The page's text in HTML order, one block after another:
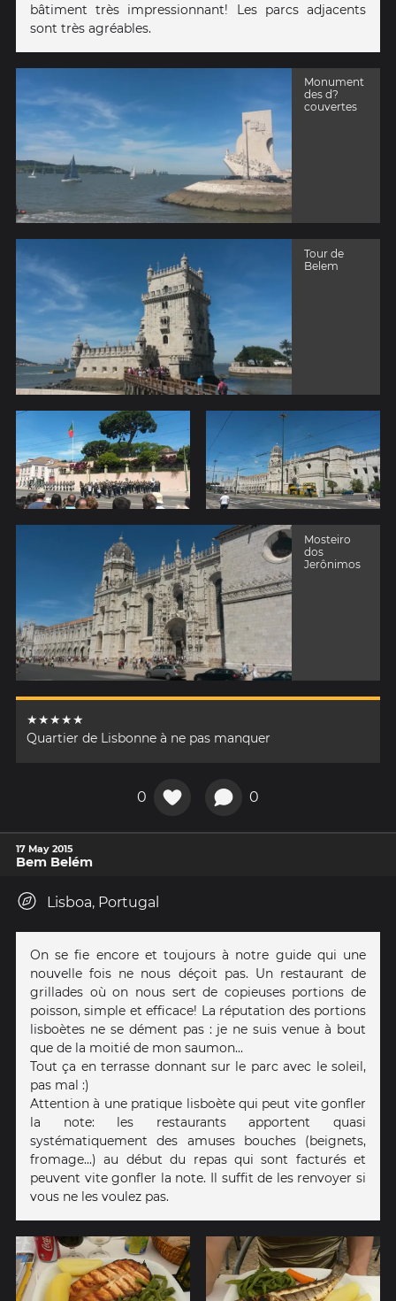
bâtiment très impressionnant! Les parcs adjacents
sont très agréables.
Monument
des d?
couvertes
Tour de
Belem
Mosteiro
dos
Jerônimos
★★★★★
Quartier de Lisbonne à ne pas manquer
0 0
17 May 2015
Bem Belém
Lisboa, Portugal
On se fie encore et toujours à notre guide qui une
nouvelle fois ne nous déçoit pas. Un restaurant de
grillades où on nous sert de copieuses portions de
poisson, simple et efficace! La réputation des portions
lisboètes ne se dément pas : je ne suis venue à bout
que de la moitié de mon saumon...
Tout ça en terrasse donnant sur le parc avec le soleil,
pas mal :)
Attention à une pratique lisboète qui peut vite gonfler
la note: les restaurants apportent quasi
systématiquement des amuses bouches (beignets,
fromage...) au début du repas qui sont facturés et
peuvent vite gonfler la note. Il suffit de les renvoyer si
vous ne les voulez pas.